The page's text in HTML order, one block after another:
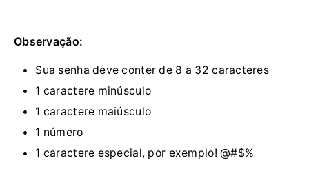
Observação:
Sua senha deve conter de 8 a 32 caracteres
1 caractere minúsculo
1 caractere maiúsculo
1 número
1 caractere especial, por exemplo!@#$%